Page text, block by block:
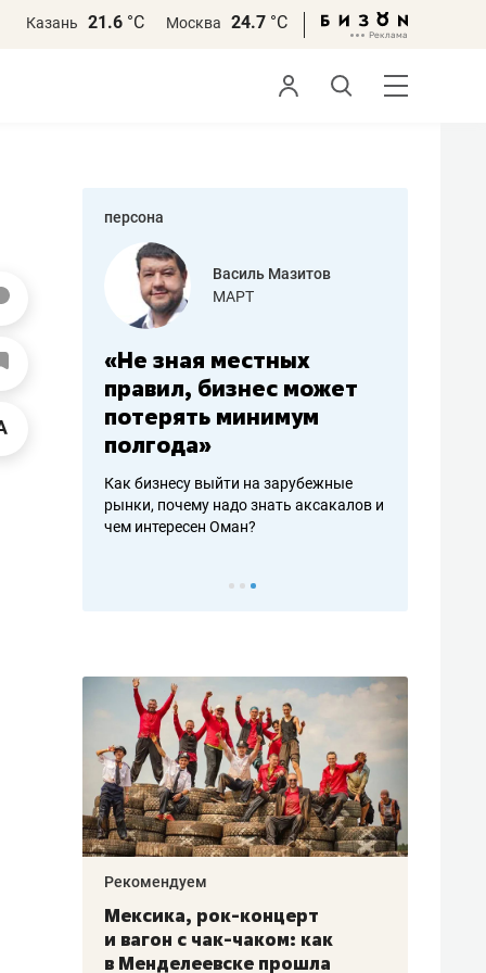
Казань 21.6 °С Москва 24.7 °С
персона
работа
Василь Мазитов
МАРТ
«Не зная местных
правил, бизнес может
потерять минимум
полгода»
Как бизнесу выйти на зарубежные
рынки, почему надо знать аксакалов и
чем интересен Оман?
Рекомендуем
Мексика, рок-концерт
и вагон с чак-чаком: как
в Менделеевске прошла